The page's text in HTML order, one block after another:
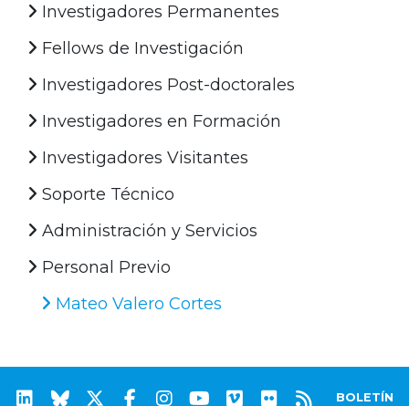
Investigadores Permanentes
Fellows de Investigación
Investigadores Post-doctorales
Investigadores en Formación
Investigadores Visitantes
Soporte Técnico
Administración y Servicios
Personal Previo
Mateo Valero Cortes
BOLETÍN